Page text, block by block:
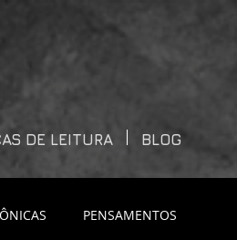
DE LEITURA BLOG
PENSAMENTOS